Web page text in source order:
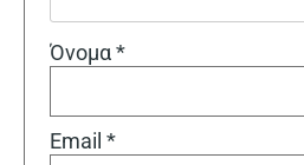
Όνομα*
Email *